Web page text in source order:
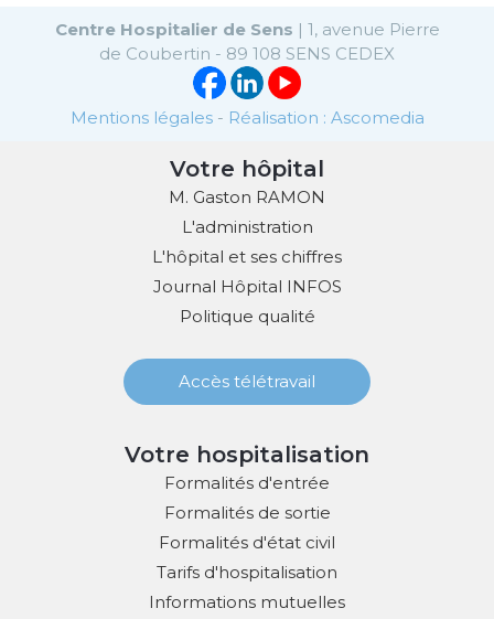
Centre Hospitalier de Sens | 1, avenue Pierre
de Coubertin - 89 108 SENS CEDEX
Mentions légales- Réalisation : Ascomedia
Votre hôpital
M. Gaston RAMON
L'administration
L'hôpital et ses chiffres
Journal Hôpital INFOS
Politique qualité
Accès télétravail
Votre hospitalisation
Formalités d'entrée
Formalités de sortie
Formalités d'état civil
Tarifs d'hospitalisation
Informations mutuelles